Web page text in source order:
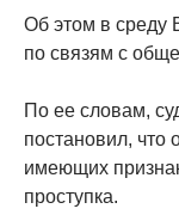
Об этом в среду
по связям с
По ее словам,
постановил,
имеющих
проступка.